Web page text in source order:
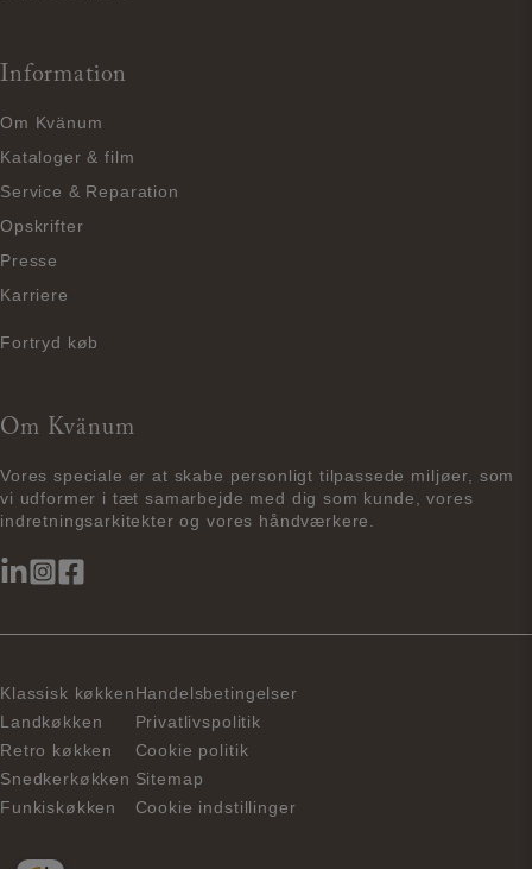
Information
Om Kvänum
Kataloger & film
Service & Reparation
Opskrifter
Presse
Karriere
Fortryd køb
Om Kvänum
Vores speciale er at skabe personligt tilpassede miljøer, som
vi udformer i tæt samarbejde med dig som kunde, vores
indretningsarkitekter og vores håndværkere.
Klassisk køkken
Landkøkken
Retro køkken
Snedkerkøkken
Funkiskøkken
Handelsbetingelser
Privatlivspolitik
Cookie politik
Sitemap
Cookie indstillinger